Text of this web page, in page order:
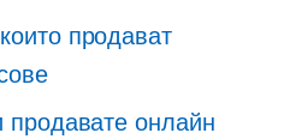
продават
продавате онлайн